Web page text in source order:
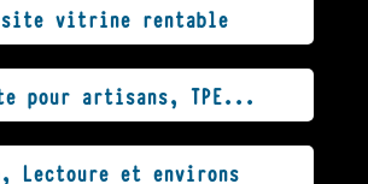
vitrine rentable
pour artisans, TPE...
Lectoure et environs